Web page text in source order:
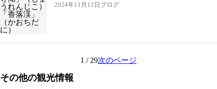
2024年11月11日 ブログ
1 / 29次のページ
その他の観光情報